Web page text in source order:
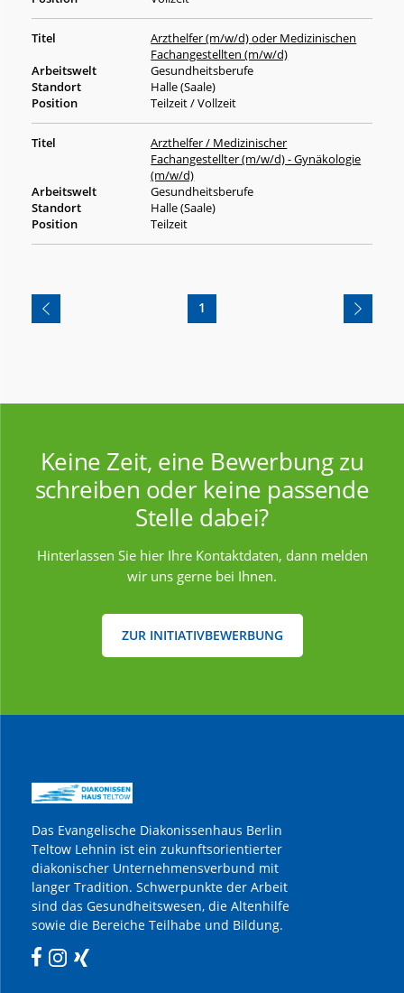
Arzthelfer (m/w/d) oder Medizinischen
Fachangestellten (m/w/d)
Gesundheitsberufe
Halle (Saale)
Teilzeit / Vollzeit
Arzthelfer / Medizinischer
Fachangestellter (m/w/d) - Gynäkologie
(m/w/d)
Gesundheitsberufe
Halle (Saale)
Teilzeit
1
Keine Zeit, eine Bewerbung zu
schreiben oder keine passende
Stelle dabei?
Hinterlassen Sie hier Ihre Kontaktdaten, dann melden
wir uns gerne bei Ihnen.
ZUR INITIATIVBEWERBUNG
Das Evangelische Diakonissenhaus Berlin
Teltow Lehnin ist ein zukunftsorientierter
diakonischer Unternehmensverbund mit
langer Tradition. Schwerpunkte der Arbeit
sind das Gesundheitswesen, die Altenhilfe
sowie die Bereiche Teilhabe und Bildung.